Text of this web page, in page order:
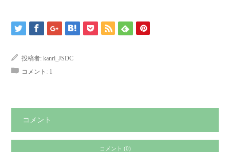
投稿者: kanri_JSDC
コメント: 1
コメント
コメント (0)